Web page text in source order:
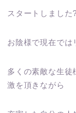
スタートしました
お陰様で現在では
多くの素敵な生徒
激を頂きながら